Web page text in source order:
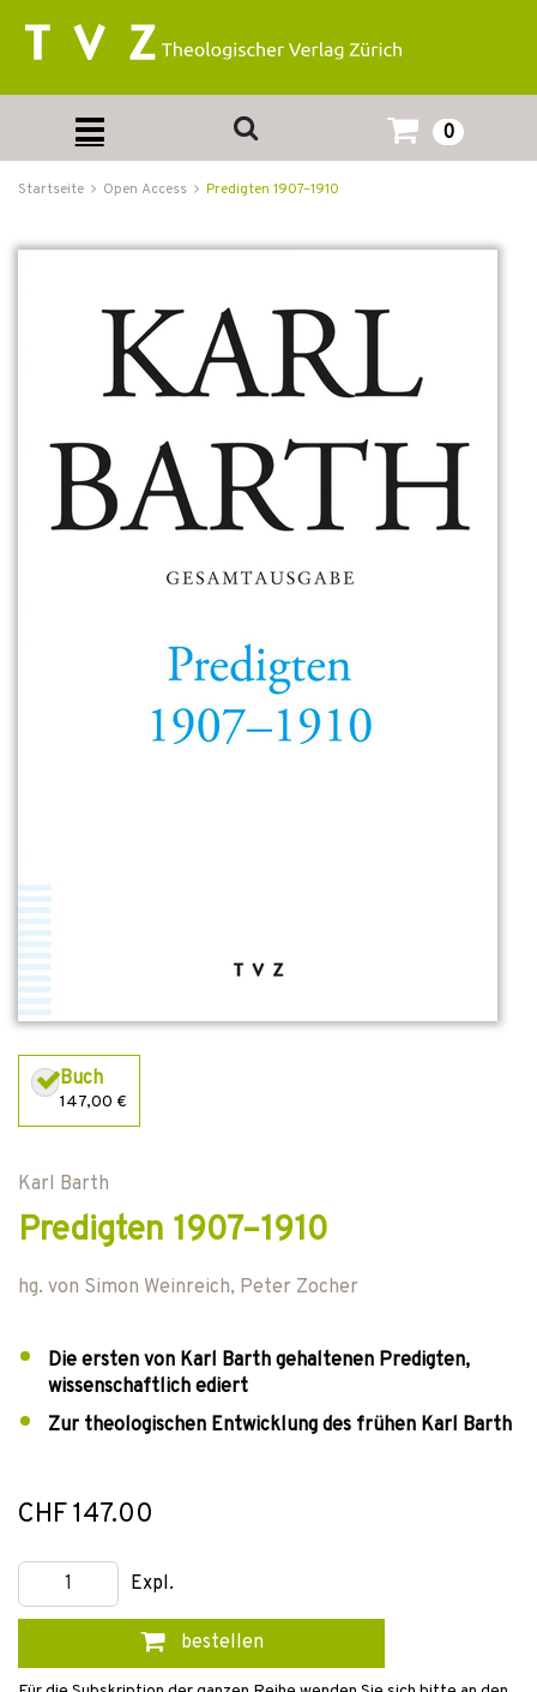
0
Startseite Open Access Predigten 1907–1910
Buch
147,00 €
Karl Barth
Predigten 1907–1910
hg. von Simon Weinreich, Peter Zocher
Die ersten von Karl Barth gehaltenen Predigten,
wissenschaftlich ediert
Zur theologischen Entwicklung des frühen Karl Barth
CHF 147.00
Expl.
bestellen